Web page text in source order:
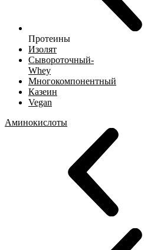
Протеины
Изолят
Сывороточный-
Whey
Многокомпонентный
Казеин
Vegan
Аминокислоты